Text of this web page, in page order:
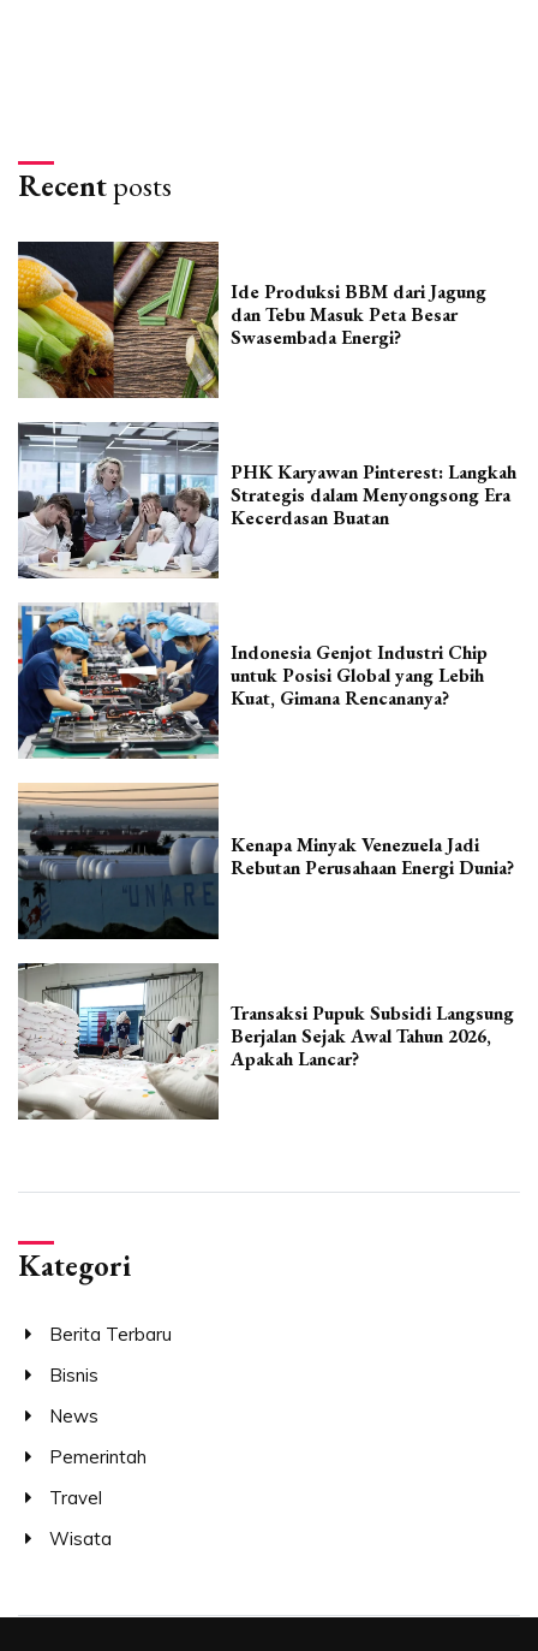
Recentposts
Ide Produksi BBM dari Jagung
dan Tebu Masuk Peta Besar
Swasembada Energi?
PHK Karyawan Pinterest: Langkah
Strategis dalam Menyongsong Era
Kecerdasan Buatan
Indonesia Genjot Industri Chip
untuk Posisi Global yang Lebih
Kuat, Gimana Rencananya?
Kenapa Minyak Venezuela Jadi
Rebutan Perusahaan Energi Dunia?
Transaksi Pupuk Subsidi Langsung
Berjalan Sejak Awal Tahun 2026,
Apakah Lancar?
Kategori
Berita Terbaru
Bisnis
News
Pemerintah
Travel
Wisata